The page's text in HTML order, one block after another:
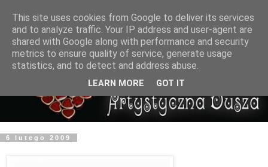
6 lutego 2009
This site uses cookies from Google to deliver its services
and to analyze traffic. Your IP address and user-agent are
shared with Google along with performance and security
metrics to ensure quality of service, generate usage
statistics, and to detect and address abuse.
LEARN MORE GOT IT